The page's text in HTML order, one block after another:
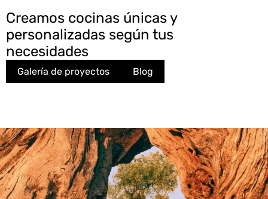
Creamos cocinas únicas y
personalizadas según tus
necesidades
Galería de proyectos Blog